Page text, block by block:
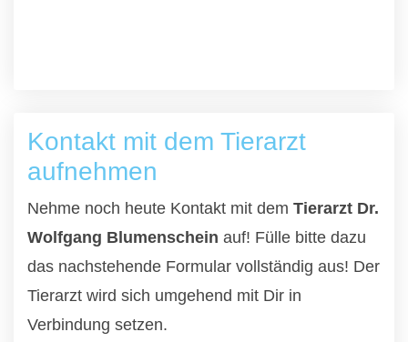
Kontakt mit dem Tierarzt
aufnehmen
Nehme noch heute Kontakt mit dem Tierarzt Dr.
Wolfgang Blumenschein auf! Fülle bitte dazu
das nachstehende Formular vollständig aus! Der
Tierarzt wird sich umgehend mit Dir in
Verbindung setzen.